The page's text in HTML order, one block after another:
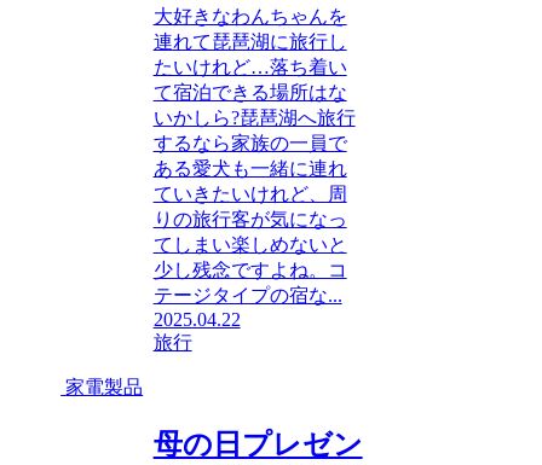
大好きなわんちゃんを
連れて琵琶湖に旅行し
たいけれど…落ち着い
て宿泊できる場所はな
いかしら?琵琶湖へ旅行
するなら家族の一員で
ある愛犬も一緒に連れ
ていきたいけれど、周
りの旅行客が気になっ
てしまい楽しめないと
少し残念ですよね。コ
テージタイプの宿な...
2025.04.22
旅行
家電製品
母の日プレゼン